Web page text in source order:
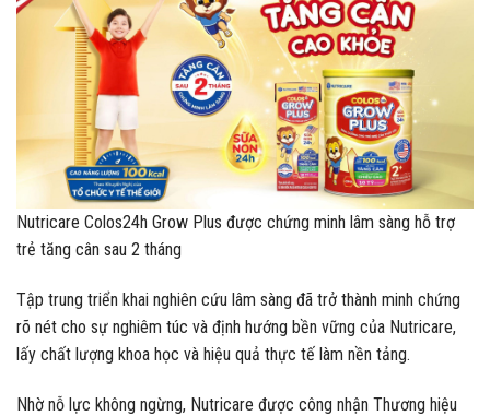
Nutricare Colos24h Grow Plus được chứng minh lâm sàng hỗ trợ
trẻ tăng cân sau 2 tháng
Tập trung triển khai nghiên cứu lâm sàng đã trở thành minh chứng
rõ nét cho sự nghiêm túc và định hướng bền vững của Nutricare,
lấy chất lượng khoa học và hiệu quả thực tế làm nền tảng.
Nhờ nỗ lực không ngừng, Nutricare được công nhận Thương hiệu